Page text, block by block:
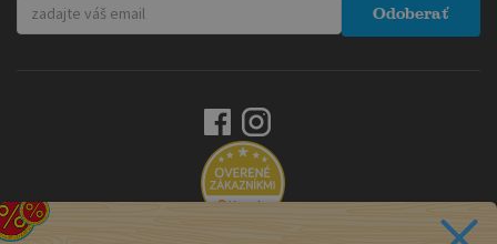
Odoberať